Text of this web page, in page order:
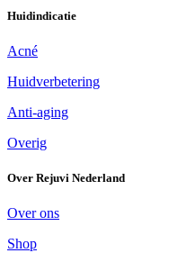
Huidindicatie
Acné
Huidverbetering
Anti-aging
Overig
Over Rejuvi Nederland
Over ons
Shop